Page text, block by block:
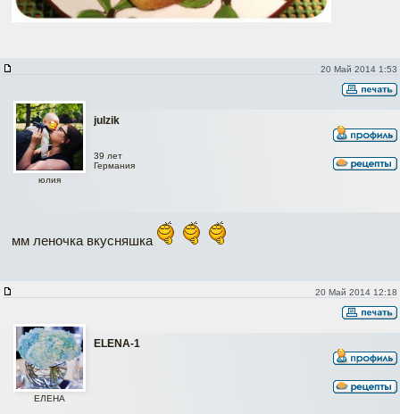
20 Май 2014 1:53
julzik
юлия
39 лет
Германия
мм леночка вкусняшка
20 Май 2014 12:18
ELENA-1
ЕЛЕНА